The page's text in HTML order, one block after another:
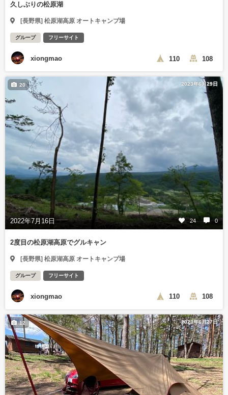
久しぶりの松原湖
[長野県] 松原湖高原 オートキャンプ場
グループ フリーサイト
xiongmao 110 108
2023年6月29日
2022年7月16日 24 0
20
2度目の松原湖高原でグルキャン
[長野県] 松原湖高原 オートキャンプ場
グループ フリーサイト
xiongmao 110 108
2023年6月27日
12